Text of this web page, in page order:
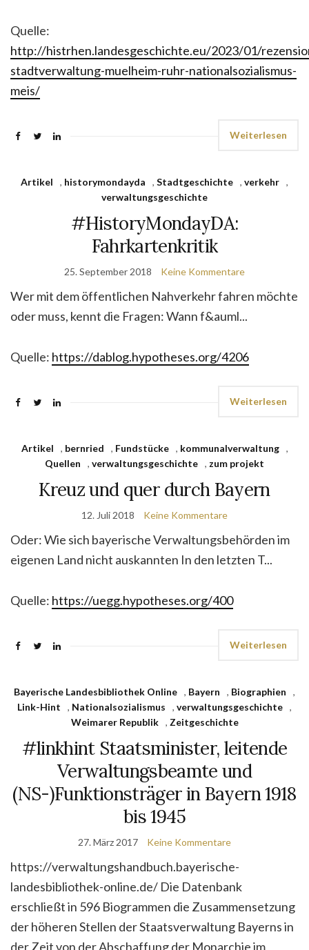
Quelle:
http://histrhen.landesgeschichte.eu/2023/01/
stadtverwaltung-muelheim-ruhr-nationalsozialismus-
meis/
Weiterlesen
Artikel , historymondayda , Stadtgeschichte , verkehr ,
verwaltungsgeschichte
#HistoryMondayDA:
Fahrkartenkritik
25. September 2018 Keine Kommentare
Wer mit dem öffentlichen Nahverkehr fahren möchte
oder muss, kennt die Fragen: Wann f&auml...
Quelle: https://dablog.hypotheses.org/4206
Weiterlesen
Artikel , bernried , Fundstücke , kommunalverwaltung
,
Quellen
, verwaltungsgeschichte , zum projekt
Kreuz und quer durch Bayern
12. Juli 2018 Keine Kommentare
Oder: Wie sich bayerische Verwaltungsbehörden im
eigenen Land nicht auskannten In den letzten T...
Quelle: https://uegg.hypotheses.org/400
Weiterlesen
Bayerische Landesbibliothek Online , Bayern , Biographien
,
Link-Hint
, Nationalsozialismus , verwaltungsgeschichte ,
Weimarer Republik
, Zeitgeschichte
#linkhint Staatsminister, leitende
Verwaltungsbeamte und
(NS-)Funktionsträger in Bayern 1918
bis 1945
27. März 2017 Keine Kommentare
https://verwaltungshandbuch.bayerische-
landesbibliothek-online.de/ Die Datenbank
erschließt in 596 Biogrammen die Zusammensetzung
der höheren Stellen der Staatsverwaltung Bayerns in
der Zeit von der Abschaffung der Monarchie im